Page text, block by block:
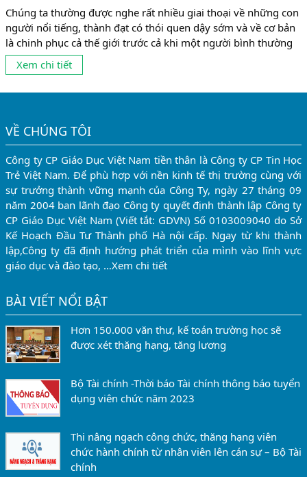
Chúng ta thường được nghe rất nhiều giai thoại về những con
người nổi tiếng, thành đạt có thói quen dậy sớm và về cơ bản
là chinh phục cả thế giới trước cả khi một người bình thường
kịp uống xong cốc cà phê! Tuy nhiên ngoài sáng sớm ra thì
những khoảng thời gian khác trong ngày, chẳng hạn...
Xem chi tiết
VỀ CHÚNG TÔI
Công ty CP Giáo Dục Việt Nam tiền thân là Công ty CP Tin Học
Trẻ Việt Nam. Để phù hợp với nền kinh tế thị trường cùng với
sự trưởng thành vững mạnh của Công Ty, ngày 27 tháng 09
năm 2004 ban lãnh đạo Công ty quyết định thành lập Công ty
CP Giáo Dục Việt Nam (Viết tắt: GDVN) Số 0103009040 do Sở
Kế Hoạch Đầu Tư Thành phố Hà nội cấp. Ngay từ khi thành
lập,Công ty đã định hướng phát triển của mình vào lĩnh vực
giáo dục và đào tạo, …Xem chi tiết
BÀI VIẾT NỔI BẬT
Hơn 150.000 văn thư, kế toán trường học sẽ
được xét thăng hạng, tăng lương
Bộ Tài chính -Thời báo Tài chính thông báo tuyển
dụng viên chức năm 2023
Thi nâng ngạch công chức, thăng hạng viên
chức hành chính từ nhân viên lên cán sự – Bộ Tài
chính